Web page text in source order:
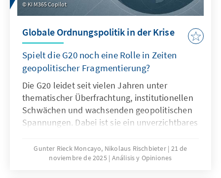
KI M365 Copilot
Globale Ordnungspolitik in der Krise
Spielt die G20 noch eine Rolle in Zeiten
geopolitischer Fragmentierung?
Die G20 leidet seit vielen Jahren unter
thematischer Überfrachtung, institutionellen
Schwächen und wachsenden geopolitischen
Spannungen. Dabei ist sie ein unverzichtbares
muss daher ihre Legitimität und Wirksamkeit
zurückgewinnen. Dies kann nur gelingen,
Gunter Rieck Moncayo, Nikolaus Rischbieter 21 de
noviembre de 2025 Análisis y Opiniones